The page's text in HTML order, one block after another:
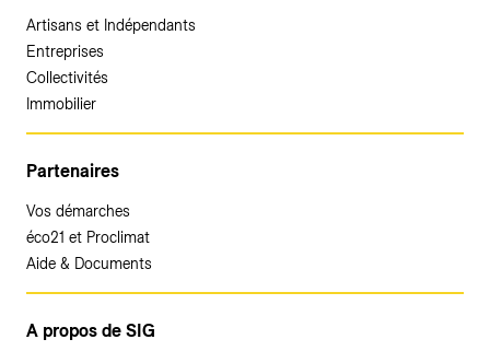
Artisans et Indépendants
Entreprises
Collectivités
Immobilier
Partenaires
Vos démarches
éco21 et Proclimat
Aide & Documents
A propos de SIG